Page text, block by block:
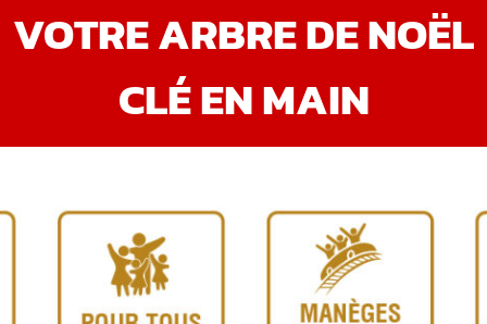
VOTRE ARBRE DE NOËL
CLÉ EN MAIN